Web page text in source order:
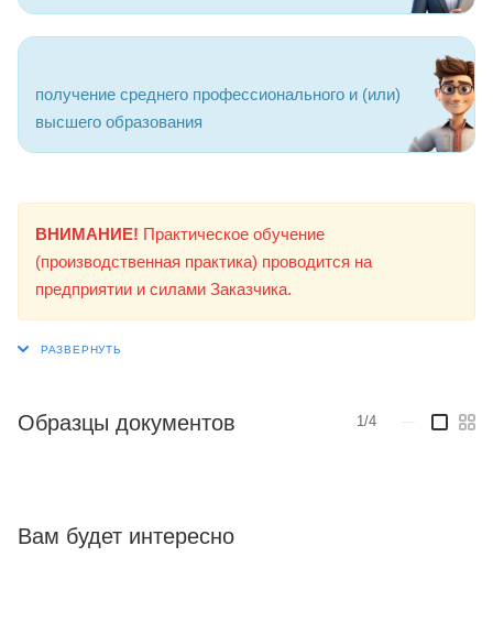
получение среднего профессионального и (или)
высшего образования
ВНИМАНИЕ! Практическое обучение
(производственная практика) проводится на
предприятии и силами Заказчика.
Образцы документов 1/4
Вам будет интересно